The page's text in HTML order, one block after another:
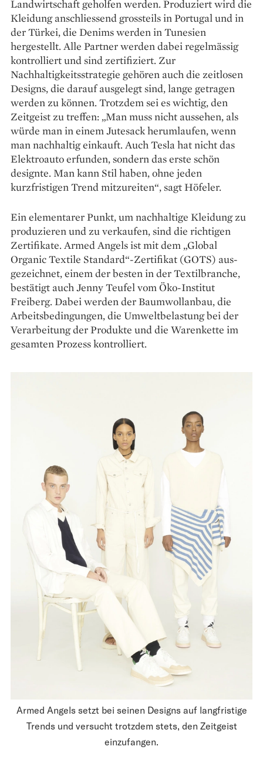
Landwirtschaft geholfen werden. Produziert wird die
Kleidung anschliessend grossteils in Portugal und in
der Türkei, die Denims werden in Tunesien
hergestellt. Alle Partner werden dabei regelmässig
kontrolliert und sind zertifiziert. Zur
Nachhaltigkeitsstrategie gehören auch die zeitlosen
Designs, die darauf ausgelegt sind, lange ge­tragen
werden zu können. Trotzdem sei es wichtig, den
Zeitgeist zu treffen: „Man muss nicht aus­sehen, als
würde man in einem Jutesack herumlaufen, wenn
man nachhaltig einkauft. Auch Tesla hat nicht das
Elektroauto erfunden, sondern das erste schön
designte. Man kann Stil haben, ohne jeden
kurzfristigen Trend mitzureiten“, sagt Höfeler.
Ein elementarer Punkt, um nachhaltige Kleidung zu
produ­zieren und zu verkaufen, sind die richtigen
Zertifikate. Armed Angels ist mit dem „Global
Organic Textile Standard“-Zertifikat (GOTS) aus­
gezeichnet, einem der besten in der Textilbranche,
bestätigt auch Jenny Teufel vom Öko-Institut
Freiberg. Dabei werden der Baumwollanbau, die
Arbeitsbedingungen, die Umweltbelastung bei der
Ver­arbeitung der Produkte und die ­Warenkette im
gesamten Prozess kontrolliert.
Armed Angels setzt bei seinen Designs auf langfristige
Trends und versucht trotzdem stets, den Zeitgeist
einzufangen.